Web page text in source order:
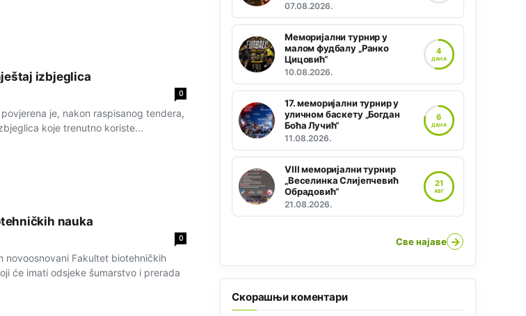
izbjeglica
0
je, nakon raspisanog tendera,
koje trenutno koriste...
nauka
0
novoosnovani Fakultet biotehničkih
će imati odsjeke šumarstvo i prerada
07.08.2026.
Меморијални турнир у
малом фудбалу „Ранко
Цицовић“
10.08.2026.
4
ДАНА
17. меморијални турнир у
уличном баскету „Богдан
Боћа Лучић“
11.08.2026.
6
ДАНА
VIII меморијални турнир
„Веселинка Слијепчевић
Обрадовић“
21.08.2026.
21
АВГ
Све најаве →
Скорашњи коментари